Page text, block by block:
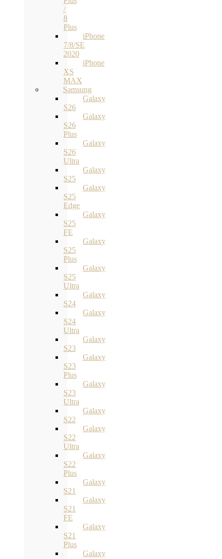
/
8
Plus
iPhone
7/8/SE
2020
iPhone
XS
MAX
Samsung
Galaxy
S26
Galaxy
S26
Plus
Galaxy
S26
Ultra
Galaxy
S25
Galaxy
S25
Edge
Galaxy
S25
FE
Galaxy
S25
Plus
Galaxy
S25
Ultra
Galaxy
S24
Galaxy
S24
Ultra
Galaxy
S23
Galaxy
S23
Plus
Galaxy
S23
Ultra
Galaxy
S22
Galaxy
S22
Ultra
Galaxy
S22
Plus
Galaxy
S21
Galaxy
S21
FE
Galaxy
S21
Plus
Galaxy